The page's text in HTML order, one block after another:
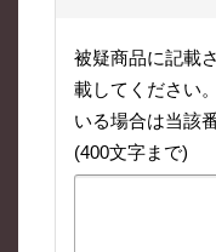
被疑商品に記載
載してください
いる場合は当該
(400文字まで)